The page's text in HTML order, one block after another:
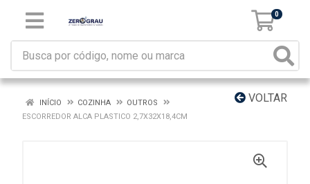
0
VOLTAR
INÍCIO COZINHA
OUTROS
ESCORREDOR ALCA PLASTICO 2,7X32X18,4CM